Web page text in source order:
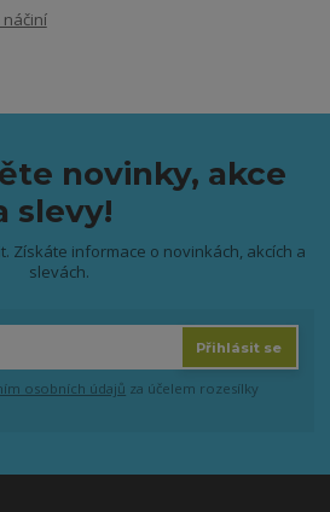
náčiní
novinky, akce
slevy!
Získáte informace o novinkách, akcích a
slevách.
Přihlásit se
osobních údajů za účelem rozesílky